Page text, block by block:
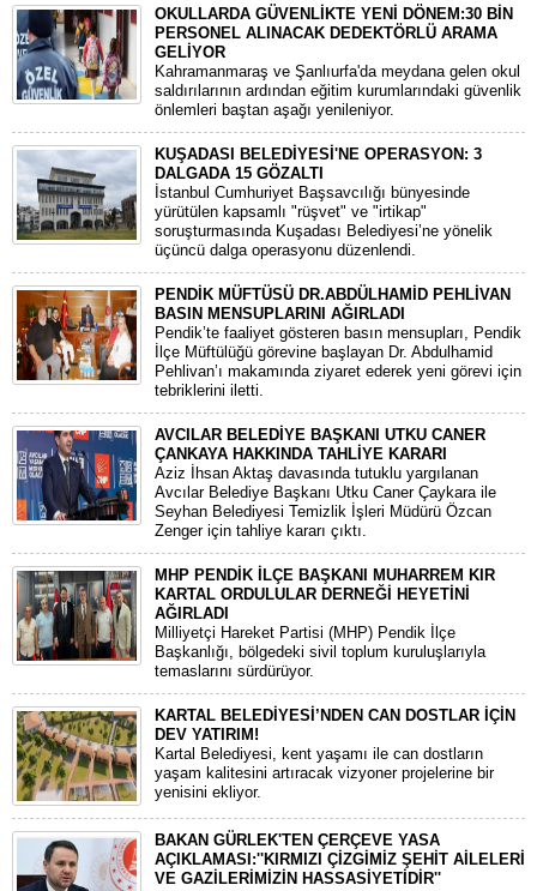
OKULLARDA GÜVENLİKTE YENİ DÖNEM:30 BİN
PERSONEL ALINACAK DEDEKTÖRLÜ ARAMA
GELİYOR
​Kahramanmaraş ve Şanlıurfa'da meydana gelen okul
saldırılarının ardından eğitim kurumlarındaki güvenlik
önlemleri baştan aşağı yenileniyor.
KUŞADASI BELEDİYESİ'NE OPERASYON: 3
DALGADA 15 GÖZALTI
​İstanbul Cumhuriyet Başsavcılığı bünyesinde
yürütülen kapsamlı "rüşvet" ve "irtikap"
soruşturmasında Kuşadası Belediyesi’ne yönelik
üçüncü dalga operasyonu düzenlendi.
PENDİK MÜFTÜSÜ DR.ABDÜLHAMİD PEHLİVAN
BASIN MENSUPLARINI AĞIRLADI
​Pendik’te faaliyet gösteren basın mensupları, Pendik
İlçe Müftülüğü görevine başlayan Dr. Abdulhamid
Pehlivan’ı makamında ziyaret ederek yeni görevi için
tebriklerini iletti.
AVCILAR BELEDİYE BAŞKANI UTKU CANER
ÇANKAYA HAKKINDA TAHLİYE KARARI
​Aziz İhsan Aktaş davasında tutuklu yargılanan
Avcılar Belediye Başkanı Utku Caner Çaykara ile
Seyhan Belediyesi Temizlik İşleri Müdürü Özcan
Zenger için tahliye kararı çıktı.
MHP PENDİK İLÇE BAŞKANI MUHARREM KIR
KARTAL ORDULULAR DERNEĞİ HEYETİNİ
AĞIRLADI
​Milliyetçi Hareket Partisi (MHP) Pendik İlçe
Başkanlığı, bölgedeki sivil toplum kuruluşlarıyla
temaslarını sürdürüyor.
KARTAL BELEDİYESİ’NDEN CAN DOSTLAR İÇİN
DEV YATIRIM!
Kartal Belediyesi, kent yaşamı ile can dostların
yaşam kalitesini artıracak vizyoner projelerine bir
yenisini ekliyor.
BAKAN GÜRLEK'TEN ÇERÇEVE YASA
AÇIKLAMASI:''KIRMIZI ÇİZGİMİZ ŞEHİT AİLELERİ
VE GAZİLERİMİZİN HASSASİYETİDİR''